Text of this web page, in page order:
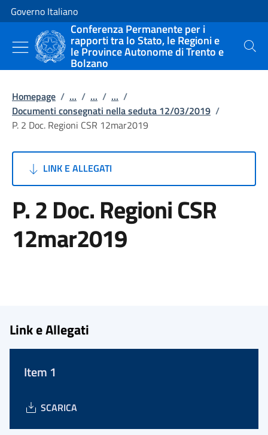
Vai al contenuto
Vai alla navigazione del sito
Governo Italiano
Conferenza Permanente per i
rapporti tra lo Stato, le Regioni e
le Province Autonome di Trento e
Bolzano
Cerca
Homepage / ... / ... / ... /
Documenti consegnati nella seduta 12/03/2019 /
P. 2 Doc. Regioni CSR 12mar2019
LINK E ALLEGATI
P. 2 Doc. Regioni CSR
12mar2019
Link e Allegati
Item 1
SCARICA